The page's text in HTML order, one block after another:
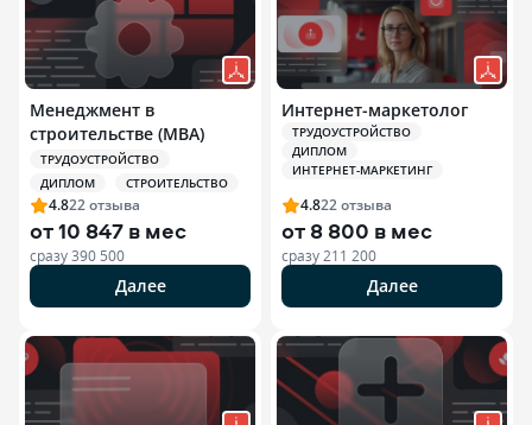
Менеджмент в
строительстве (MBA)
ТРУДОУСТРОЙСТВО
ДИПЛОМ
СТРОИТЕЛЬСТВО
4.822отзыва
от10 847 в мес
сразу390 500
Далее
Интернет-маркетолог
ТРУДОУСТРОЙСТВО
ДИПЛОМ
ИНТЕРНЕТ-МАРКЕТИНГ
4.822отзыва
от 8 800 в мес
сразу 211 200
Далее